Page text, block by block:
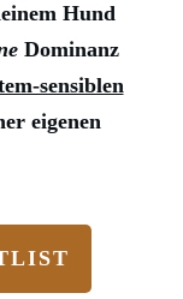
Hund
Dominanz
sensiblen
eigenen